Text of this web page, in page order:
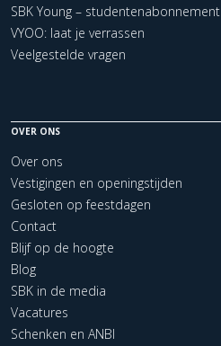
SBK Young – studentenabonnement
VYOO: laat je verrassen
Veelgestelde vragen
OVER ONS
Over ons
Vestigingen en openingstijden
Gesloten op feestdagen
Contact
Blijf op de hoogte
Blog
SBK in de media
Vacatures
Schenken en ANBI